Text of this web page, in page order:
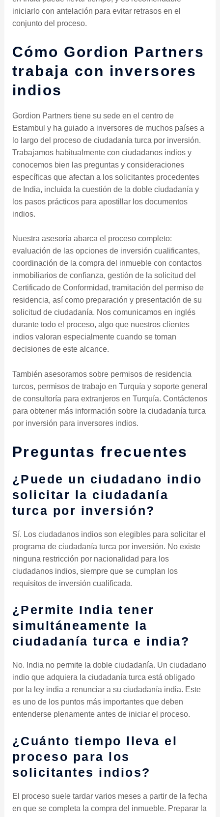
iniciarlo con antelación para evitar retrasos en el
conjunto del proceso.
Cómo Gordion Partners
trabaja con inversores
indios
Gordion Partners tiene su sede en el centro de
Estambul y ha guiado a inversores de muchos países a
lo largo del proceso de ciudadanía turca por inversión.
Trabajamos habitualmente con ciudadanos indios y
conocemos bien las preguntas y consideraciones
específicas que afectan a los solicitantes procedentes
de India, incluida la cuestión de la doble ciudadanía y
los pasos prácticos para apostillar los documentos
indios.
Nuestra asesoría abarca el proceso completo:
evaluación de las opciones de inversión cualificantes,
coordinación de la compra del inmueble con contactos
inmobiliarios de confianza, gestión de la solicitud del
Certificado de Conformidad, tramitación del permiso de
residencia, así como preparación y presentación de su
solicitud de ciudadanía. Nos comunicamos en inglés
durante todo el proceso, algo que nuestros clientes
indios valoran especialmente cuando se toman
decisiones de este alcance.
También asesoramos sobre permisos de residencia
turcos, permisos de trabajo en Turquía y soporte general
de consultoría para extranjeros en Turquía. Contáctenos
para obtener más información sobre la ciudadanía turca
por inversión para inversores indios.
Preguntas frecuentes
¿Puede un ciudadano indio
solicitar la ciudadanía
turca por inversión?
Sí. Los ciudadanos indios son elegibles para solicitar el
programa de ciudadanía turca por inversión. No existe
ninguna restricción por nacionalidad para los
ciudadanos indios, siempre que se cumplan los
requisitos de inversión cualificada.
¿Permite India tener
simultáneamente la
ciudadanía turca e india?
No. India no permite la doble ciudadanía. Un ciudadano
indio que adquiera la ciudadanía turca está obligado
por la ley india a renunciar a su ciudadanía india. Este
es uno de los puntos más importantes que deben
entenderse plenamente antes de iniciar el proceso.
¿Cuánto tiempo lleva el
proceso para los
solicitantes indios?
El proceso suele tardar varios meses a partir de la fecha
en que se completa la compra del inmueble. Preparar la